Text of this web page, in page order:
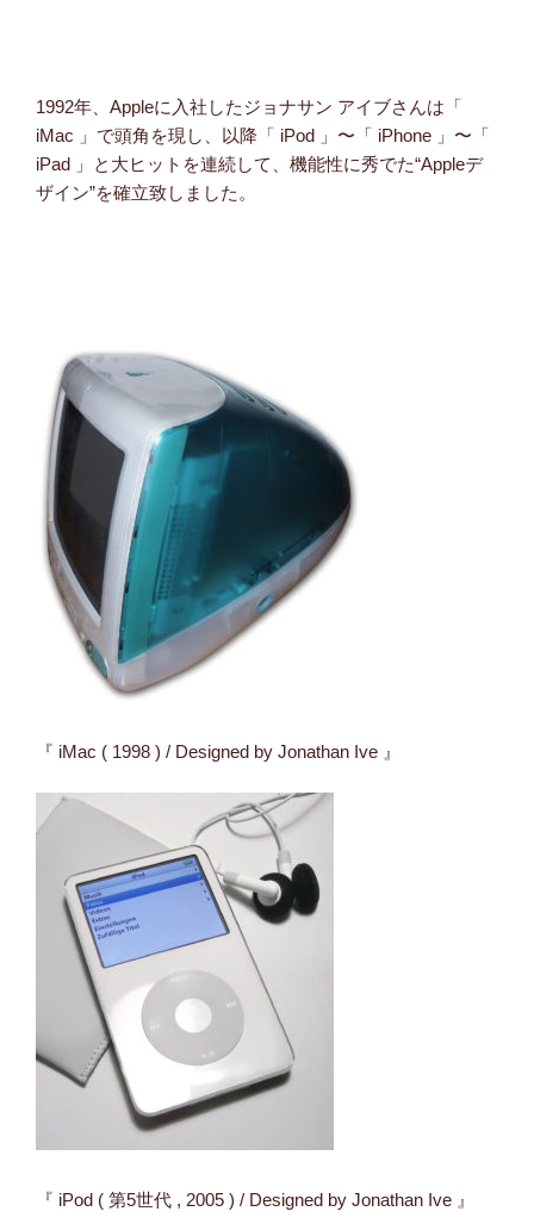
1992年、Appleに入社したジョナサン アイブさんは「
iMac 」で頭角を現し、以降「 iPod 」〜「 iPhone 」〜「
iPad 」と大ヒットを連続して、機能性に秀でた“Appleデ
ザイン”を確立致しました。
『 iMac ( 1998 ) / Designed by Jonathan Ive 』
『 iPod ( 第5世代 , 2005 ) / Designed by Jonathan Ive 』